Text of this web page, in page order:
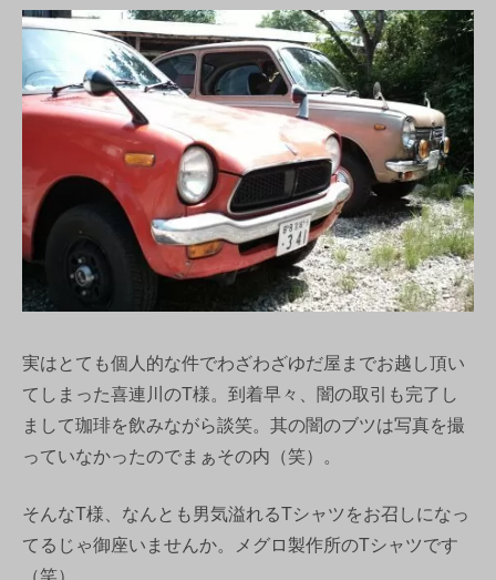
実はとても個人的な件でわざわざゆだ屋までお越し頂い
てしまった喜連川のT様。到着早々、闇の取引も完了し
まして珈琲を飲みながら談笑。其の闇のブツは写真を撮
っていなかったのでまぁその内（笑）。
そんなT様、なんとも男気溢れるTシャツをお召しになっ
てるじゃ御座いませんか。メグロ製作所のTシャツです
（笑）。